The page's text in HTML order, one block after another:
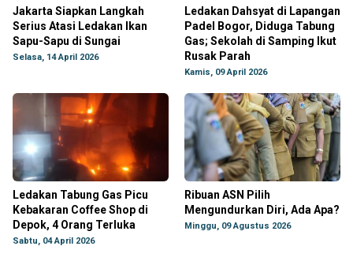
Jakarta Siapkan Langkah
Serius Atasi Ledakan Ikan
Sapu-Sapu di Sungai
Selasa, 14 April 2026
Ledakan Dahsyat di Lapangan
Padel Bogor, Diduga Tabung
Gas; Sekolah di Samping Ikut
Rusak Parah
Kamis, 09 April 2026
Ledakan Tabung Gas Picu
Kebakaran Coffee Shop di
Depok, 4 Orang Terluka
Sabtu, 04 April 2026
Ribuan ASN Pilih
Mengundurkan Diri, Ada Apa?
Minggu, 09 Agustus 2026